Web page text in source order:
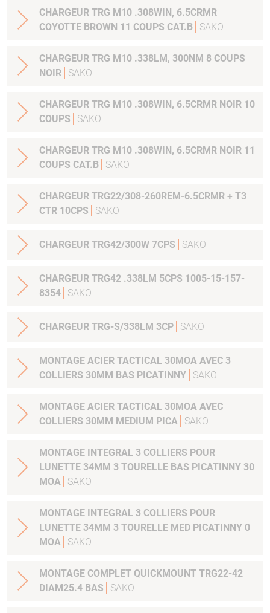
CHARGEUR TRG M10 .308WIN, 6.5CRMR
COYOTTE BROWN 11 COUPS CAT.B
SAKO
CHARGEUR TRG M10 .338LM, 300NM 8 COUPS
NOIR
SAKO
CHARGEUR TRG M10 .308WIN, 6.5CRMR NOIR 10
COUPS
SAKO
CHARGEUR TRG M10 .308WIN, 6.5CRMR NOIR 11
COUPS CAT.B
SAKO
CHARGEUR TRG22/308-260REM-6.5CRMR + T3
CTR 10CPS
SAKO
CHARGEUR TRG42/300W 7CPS SAKO
CHARGEUR TRG42 .338LM 5CPS 1005-15-157-
8354
SAKO
CHARGEUR TRG-S/338LM 3CP SAKO
MONTAGE ACIER TACTICAL 30MOA AVEC 3
COLLIERS 30MM BAS PICATINNY
SAKO
MONTAGE ACIER TACTICAL 30MOA AVEC
COLLIERS 30MM MEDIUM PICA
SAKO
MONTAGE INTEGRAL 3 COLLIERS POUR
LUNETTE 34MM 3 TOURELLE BAS PICATINNY 30
MOA
SAKO
MONTAGE INTEGRAL 3 COLLIERS POUR
LUNETTE 34MM 3 TOURELLE MED PICATINNY 0
MOA
SAKO
MONTAGE COMPLET QUICKMOUNT TRG22-42
DIAM25.4 BAS
SAKO